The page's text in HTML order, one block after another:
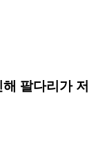
팔다리가 저